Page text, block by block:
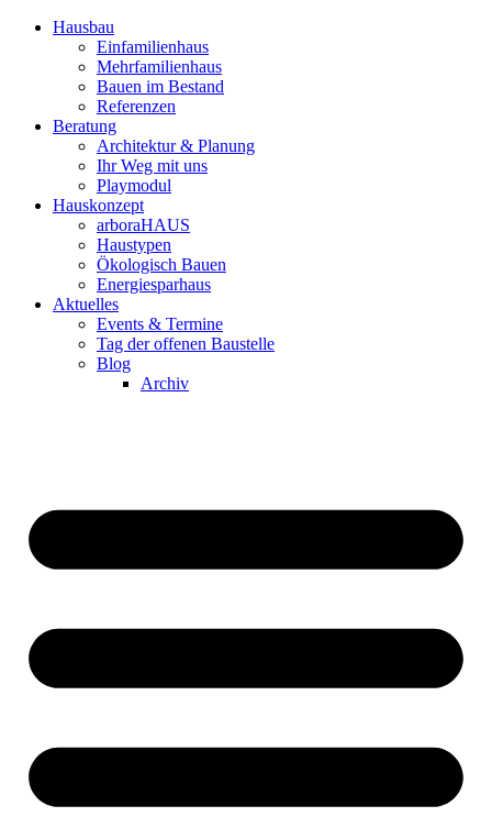
Hausbau
Einfamilienhaus
Mehrfamilienhaus
Bauen im Bestand
Referenzen
Beratung
Architektur & Planung
Ihr Weg mit uns
Playmodul
Hauskonzept
arboraHAUS
Haustypen
Ökologisch Bauen
Energiesparhaus
Aktuelles
Events & Termine
Tag der offenen Baustelle
Blog
Archiv